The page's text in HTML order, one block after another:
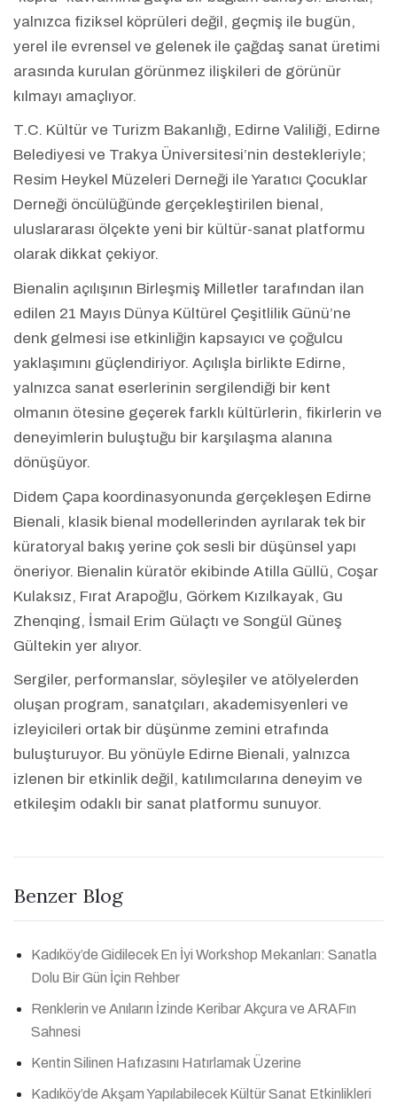
yalnızca fiziksel köprüleri değil, geçmiş ile bugün,
yerel ile evrensel ve gelenek ile çağdaş sanat üretimi
arasında kurulan görünmez ilişkileri de görünür
kılmayı amaçlıyor.
T.C. Kültür ve Turizm Bakanlığı, Edirne Valiliği, Edirne
Belediyesi ve Trakya Üniversitesi’nin destekleriyle;
Resim Heykel Müzeleri Derneği ile Yaratıcı Çocuklar
Derneği öncülüğünde gerçekleştirilen bienal,
uluslararası ölçekte yeni bir kültür-sanat platformu
olarak dikkat çekiyor.
Bienalin açılışının Birleşmiş Milletler tarafından ilan
edilen 21 Mayıs Dünya Kültürel Çeşitlilik Günü’ne
denk gelmesi ise etkinliğin kapsayıcı ve çoğulcu
yaklaşımını güçlendiriyor. Açılışla birlikte Edirne,
yalnızca sanat eserlerinin sergilendiği bir kent
olmanın ötesine geçerek farklı kültürlerin, fikirlerin ve
deneyimlerin buluştuğu bir karşılaşma alanına
dönüşüyor.
Didem Çapa koordinasyonunda gerçekleşen Edirne
Bienali, klasik bienal modellerinden ayrılarak tek bir
küratoryal bakış yerine çok sesli bir düşünsel yapı
öneriyor. Bienalin küratör ekibinde Atilla Güllü, Coşar
Kulaksız, Fırat Arapoğlu, Görkem Kızılkayak, Gu
Zhenqing, İsmail Erim Gülaçtı ve Songül Güneş
Gültekin yer alıyor.
Sergiler, performanslar, söyleşiler ve atölyelerden
oluşan program, sanatçıları, akademisyenleri ve
izleyicileri ortak bir düşünme zemini etrafında
buluşturuyor. Bu yönüyle Edirne Bienali, yalnızca
izlenen bir etkinlik değil, katılımcılarına deneyim ve
etkileşim odaklı bir sanat platformu sunuyor.
Benzer Blog
Kadıköy’de Gidilecek En İyi Workshop Mekanları: Sanatla
Dolu Bir Gün İçin Rehber
Renklerin ve Anıların İzinde Keribar Akçura ve ARAFın
Sahnesi
Kentin Silinen Hafızasını Hatırlamak Üzerine
Kadıköy’de Akşam Yapılabilecek Kültür Sanat Etkinlikleri